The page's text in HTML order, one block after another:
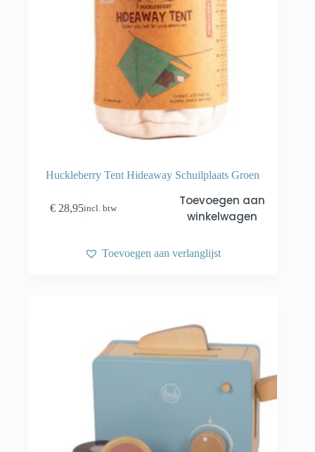
Huckleberry Tent Hideaway Schuilplaats Groen
€ 28,95incl. btw
Toevoegen aan
winkelwagen
Toevoegen aan verlanglijst